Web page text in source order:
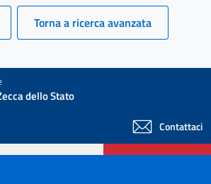
Torna a ricerca avanzata
dello Stato
Contattaci